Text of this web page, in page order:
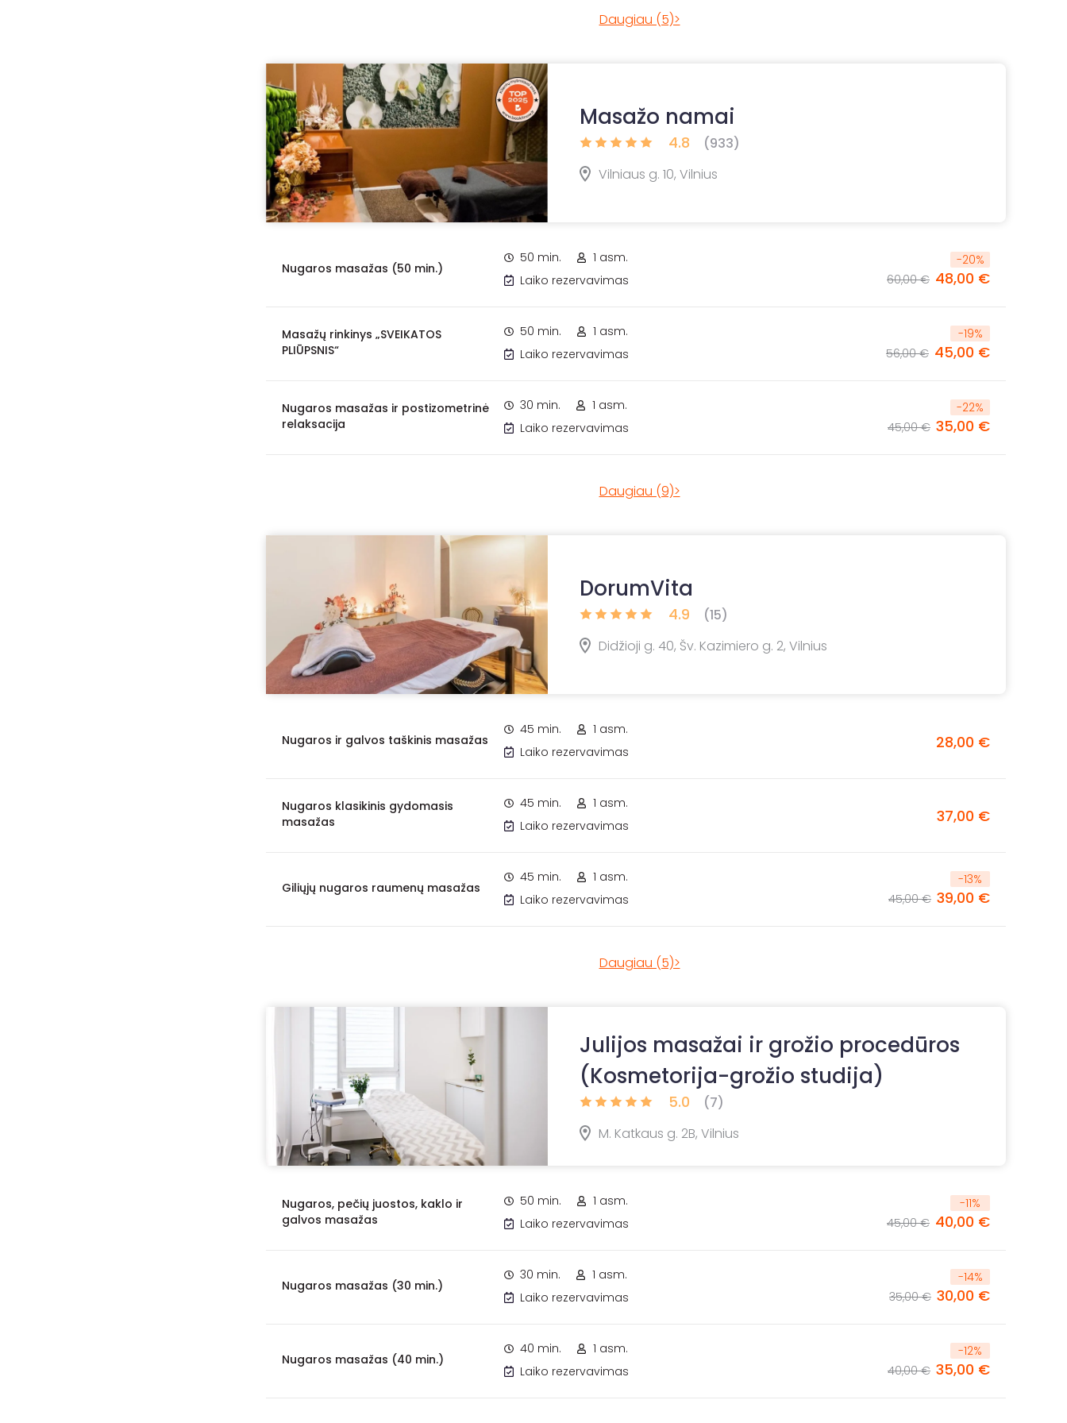
Daugiau (5)>
Masažo namai
4.8
(933)
Vilniaus g. 10, Vilnius
Nugaros masažas (50 min.)
50 min.
1 asm.
Laiko rezervavimas
-20%
60,00 € 48,00 €
Masažų rinkinys „SVEIKATOS
PLIŪPSNIS“
50 min.
1 asm.
Laiko rezervavimas
-19%
56,00 € 45,00 €
Nugaros masažas ir postizometrinė
relaksacija
30 min.
1 asm.
Laiko rezervavimas
-22%
45,00 € 35,00 €
Daugiau (9)>
DorumVita
4.9
(15)
Didžioji g. 40, Šv. Kazimiero g. 2, Vilnius
Nugaros ir galvos taškinis masažas
45 min.
1 asm.
Laiko rezervavimas
28,00 €
Nugaros klasikinis gydomasis
masažas
45 min.
1 asm.
Laiko rezervavimas
37,00 €
Giliųjų nugaros raumenų masažas
45 min.
1 asm.
Laiko rezervavimas
-13%
45,00 € 39,00 €
Daugiau (5)>
Julijos masažai ir grožio procedūros
(Kosmetorija-grožio studija)
5.0
(7)
M. Katkaus g. 2B, Vilnius
Nugaros, pečių juostos, kaklo ir
galvos masažas
50 min.
1 asm.
Laiko rezervavimas
-11%
45,00 € 40,00 €
Nugaros masažas (30 min.)
30 min.
1 asm.
Laiko rezervavimas
-14%
35,00 € 30,00 €
Nugaros masažas (40 min.)
40 min.
1 asm.
Laiko rezervavimas
-12%
40,00 € 35,00 €